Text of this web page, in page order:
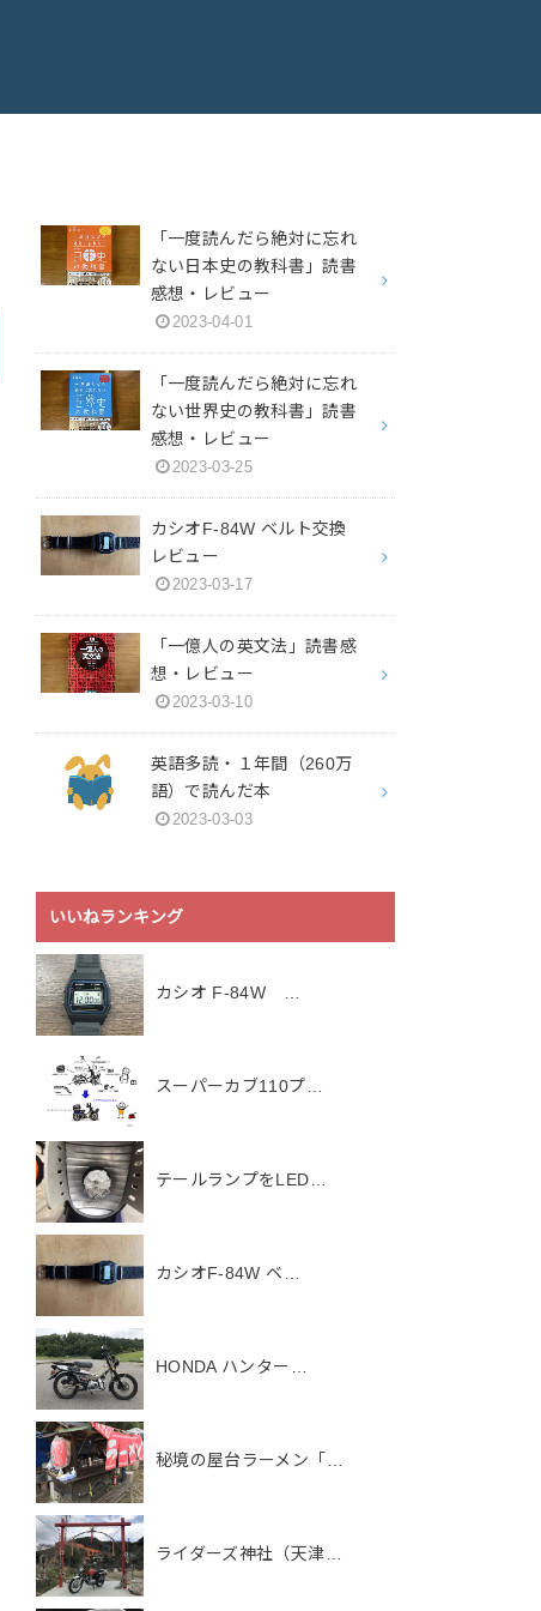
「一度読んだら絶対に忘れ
ない日本史の教科書」読書
感想・レビュー
2023-04-01
「一度読んだら絶対に忘れ
ない世界史の教科書」読書
感想・レビュー
2023-03-25
カシオF-84W ベルト交換
レビュー
2023-03-17
「一億人の英文法」読書感
想・レビュー
2023-03-10
英語多読・１年間（260万
語）で読んだ本
2023-03-03
いいねランキング
カシオ F-84W …
スーパーカブ110プ…
テールランプをLED…
カシオF-84W ベ…
HONDA ハンター…
秘境の屋台ラーメン「…
ライダーズ神社（天津…